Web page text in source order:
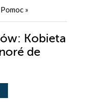
Pomoc »
Kobieta
de